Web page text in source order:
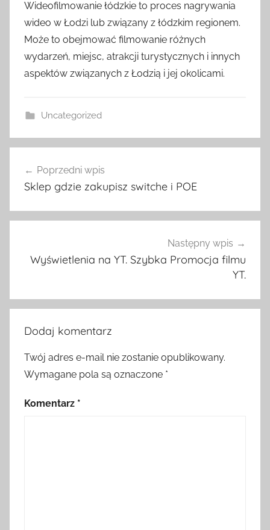
Wideofilmowanie łódzkie to proces nagrywania
wideo w Łodzi lub związany z łódzkim regionem.
Może to obejmować filmowanie różnych
wydarzeń, miejsc, atrakcji turystycznych i innych
aspektów związanych z Łodzią i jej okolicami.
Uncategorized
wpisu
Poprzedni wpis
Sklep gdzie zakupisz switche i POE
Następny wpis
Wyświetlenia na YT. Szybka Promocja filmu
YT.
Dodaj komentarz
Twój adres e-mail nie zostanie opublikowany.
Wymagane pola są oznaczone *
Komentarz *